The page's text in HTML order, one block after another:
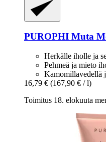
PUROPHI Muta
Herkälle iholle ja
Pehmeä ja mieto
Kamomillavedellä
16,79 € (167,90 € / l)
Toimitus 18. elokuuta